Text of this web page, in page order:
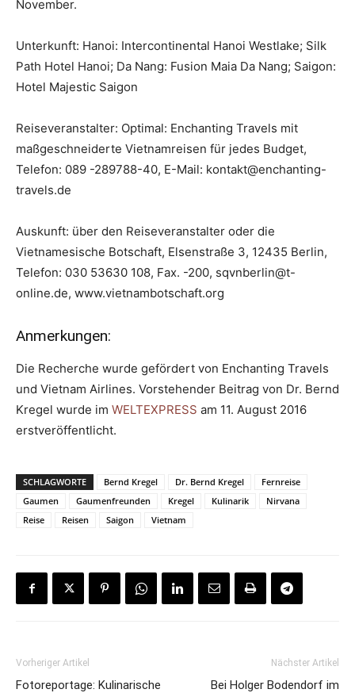
November.
Unterkunft: Hanoi: Intercontinental Hanoi Westlake; Silk
Path Hotel Hanoi; Da Nang: Fusion Maia Da Nang; Saigon:
Hotel Majestic Saigon
Reiseveranstalter: Optimal: Enchanting Travels mit
maßgeschneiderte Vietnamreisen für jedes Budget,
Telefon: 089 -289788-40, E-Mail: kontakt@enchanting-
travels.de
Auskunft: über den Reiseveranstalter oder die
Vietnamesische Botschaft, Elsenstraße 3, 12435 Berlin,
Telefon: 030 53630 108, Fax. -200, sqvnberlin@t-
online.de, www.vietnambotschaft.org
Anmerkungen:
Die Recherche wurde gefördert von Enchanting Travels
und Vietnam Airlines. Vorstehender Beitrag von Dr. Bernd
Kregel wurde im WELTEXPRESS am 11. August 2016
erstveröffentlicht.
SCHLAGWORTE Bernd Kregel Dr. Bernd Kregel
Fernreise
Gaumen
Gaumenfreunden Kregel Kulinarik
Nirvana
Reise
Reisen Saigon Vietnam
Vorheriger Artikel
Fotoreportage: Kulinarische
Nächster Artikel
Bei Holger Bodendorf im